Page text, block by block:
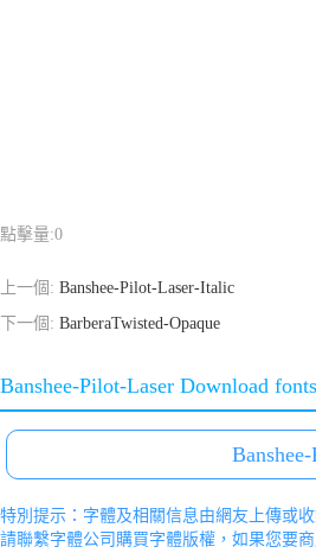
點擊量:0
上一個: Banshee-Pilot-Laser-Italic
下一個: BarberaTwisted-Opaque
Banshee-Pilot-Laser Download fonts
特別提示：字體及相關信息由網友上傳或
請聯繫字體公司購買字體版權，如果您要